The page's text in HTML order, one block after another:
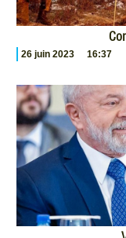
26 juin 2023 16:37